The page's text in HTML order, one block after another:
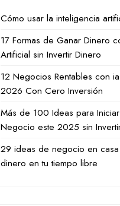
Cómo usar la inteligencia
17 Formas de Ganar Dinero
Artificial sin Invertir Dinero
12 Negocios Rentables con
2026 Con Cero Inversión
Más de 100 Ideas para
Negocio este 2025 sin
29 ideas de negocio en
dinero en tu tiempo libre